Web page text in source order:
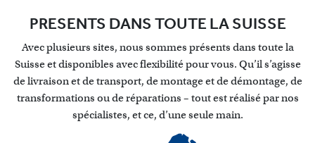
PRESENTS DANS TOUTE LA SUISSE
Avec plusieurs sites, nous sommes présents dans toute la
Suisse et disponibles avec flexibilité pour vous. Qu’il s’agisse
de livraison et de transport, de montage et de démontage, de
transformations ou de réparations – tout est réalisé par nos
spécialistes, et ce, d’une seule main.